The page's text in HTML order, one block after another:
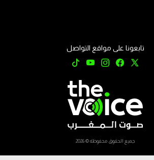
تابعونا على مواقع التواصل
جميع الحقوق محفوظة © 2026